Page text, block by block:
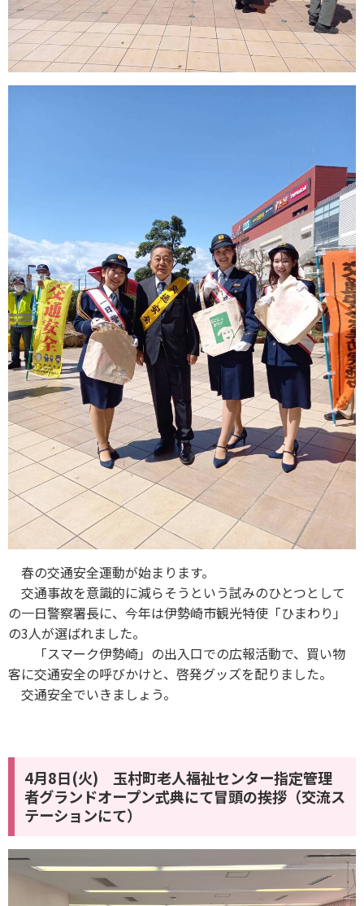
春の交通安全運動が始まります。
交通事故を意識的に減らそうという試みのひとつとして
の一日警察署長に、今年は伊勢崎市観光特使「ひまわり」
の3人が選ばれました。
「スマーク伊勢崎」の出入口での広報活動で、買い物
客に交通安全の呼びかけと、啓発グッズを配りました。
交通安全でいきましょう。
4月8日(火) 玉村町老人福祉センター指定管理
者グランドオープン式典にて冒頭の挨拶（交流ス
テーションにて）